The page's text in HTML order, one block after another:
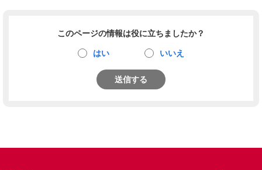
このページの情報は役に立ちましたか？
はい いいえ
送信する